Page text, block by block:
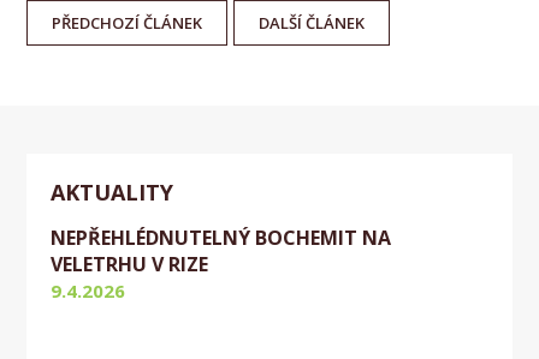
PŘEDCHOZÍČLÁNEK DALŠÍČLÁNEK
AKTUALITY
NEPŘEHLÉDNUTELNÝ BOCHEMIT NA
VELETRHU V RIZE
9.4.2026